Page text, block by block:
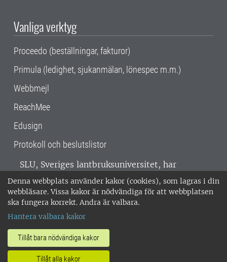
Denna webbplats använder kakor (cookies), som lagras i din
webbläsare. Vissa kakor är nödvändiga för att webbplatsen
ska fungera korrekt. Andra är valbara.
Hantera valbara kakor
Tillåt bara nödvändiga kakor
Tillåt alla kakor
Vanliga verktyg
Proceedo (beställningar, fakturor)
Primula (ledighet, sjukanmälan, lönespec m.m.)
Webbmejl
ReachMee
Edusign
Protokoll och beslutslistor
SLU, Sveriges lantbruksuniversitet, har
verksamhet över hela Sverige. Huvudorter är
Alnarp, Uppsala och Umeå.SLU är
miljöcertifierat enligt ISO 14001. •
018-67 10 00 • Org nr: 202100-2817 •
Om SLU:s webbplatser
•Hantera kakor•Behandling av